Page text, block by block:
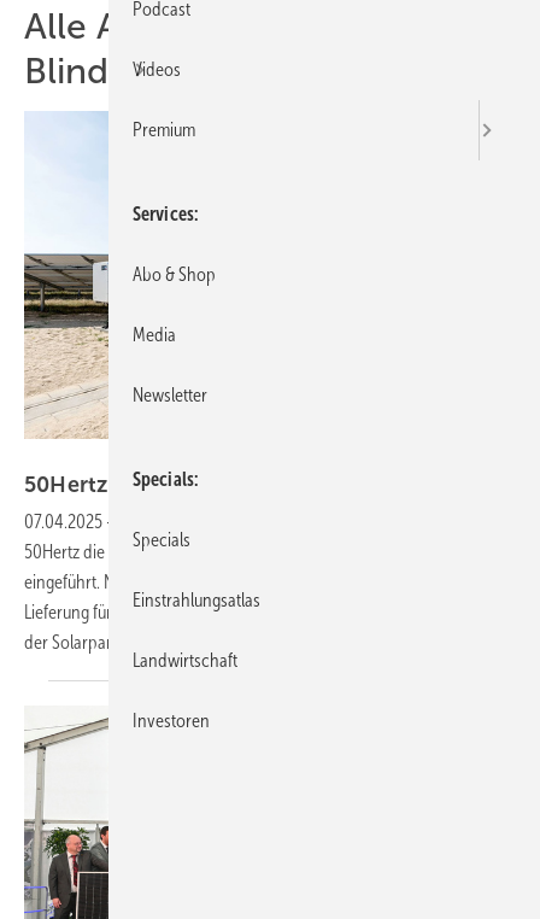
Alle Artikel zum Thema
Blindleistung
50Hertz startet neuen Markt für
07.04.2025 -
50Hertz die Beschaffung von Blindleistung zur Spannungshaltung
eingeführt. Nach Ende der Zuschlagsfrist startet die Phase der
Lieferung für die Systemdienstleistung zum 1. April. Pilotprojekte wie
der Solarpark Witznitz haben gezeigt, wie es
Podcast
Videos
Premium
Services
Abo & Shop
Media
Newsletter
Specials
Specials
Einstrahlungsatlas
Landwirtschaft
Investoren